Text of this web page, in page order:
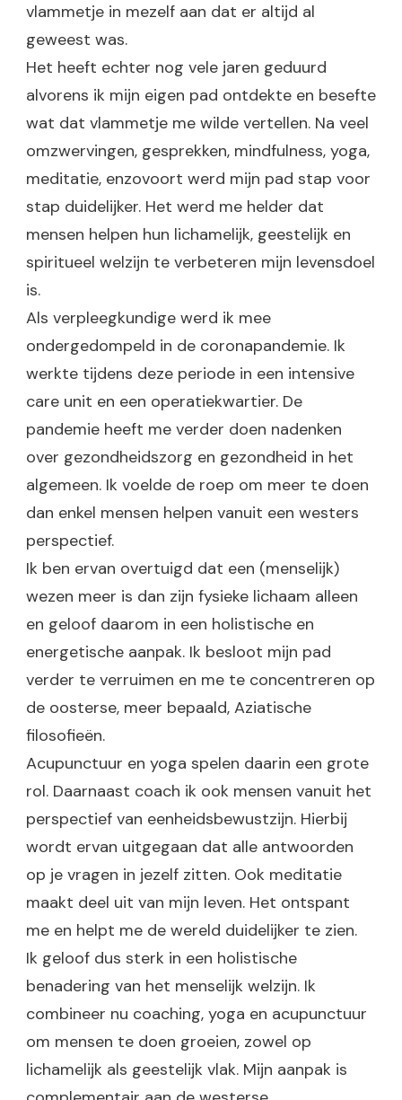
vlammetje in mezelf aan dat er altijd al
geweest was.
Het heeft echter nog vele jaren geduurd
alvorens ik mijn eigen pad ontdekte en besefte
wat dat vlammetje me wilde vertellen. Na veel
omzwervingen, gesprekken, mindfulness, yoga,
meditatie, enzovoort werd mijn pad stap voor
stap duidelijker. Het werd me helder dat
mensen helpen hun lichamelijk, geestelijk en
spiritueel welzijn te verbeteren mijn levensdoel
is.
Als verpleegkundige werd ik mee
ondergedompeld in de coronapandemie. Ik
werkte tijdens deze periode in een intensive
care unit en een operatiekwartier. De
pandemie heeft me verder doen nadenken
over gezondheidszorg en gezondheid in het
algemeen. Ik voelde de roep om meer te doen
dan enkel mensen helpen vanuit een westers
perspectief.
Ik ben ervan overtuigd dat een (menselijk)
wezen meer is dan zijn fysieke lichaam alleen
en geloof daarom in een holistische en
energetische aanpak. Ik besloot mijn pad
verder te verruimen en me te concentreren op
de oosterse, meer bepaald, Aziatische
filosofieën.
Acupunctuur en yoga spelen daarin een grote
rol. Daarnaast coach ik ook mensen vanuit het
perspectief van eenheidsbewustzijn. Hierbij
wordt ervan uitgegaan dat alle antwoorden
op je vragen in jezelf zitten. Ook meditatie
maakt deel uit van mijn leven. Het ontspant
me en helpt me de wereld duidelijker te zien.
Ik geloof dus sterk in een holistische
benadering van het menselijk welzijn. Ik
combineer nu coaching, yoga en acupunctuur
om mensen te doen groeien, zowel op
lichamelijk als geestelijk vlak. Mijn aanpak is